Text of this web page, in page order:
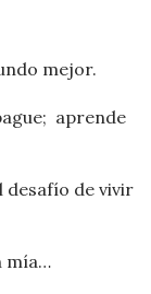
mejor.
aprende
desafío de vivir
mía…